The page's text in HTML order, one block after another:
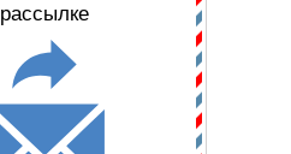
рассылке